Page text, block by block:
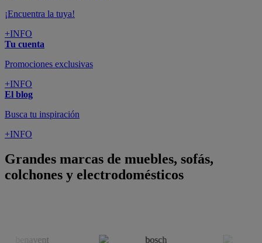
¡Encuentra la tuya!
+INFO
Tu cuenta
Promociones exclusivas
+INFO
El blog
Busca tu inspiración
+INFO
Grandes marcas de muebles, sofás,
colchones y electrodomésticos